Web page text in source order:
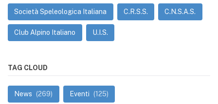
Società Speleologica Italiana C.R.S.S. C.N.S.A.S.
Club Alpino Italiano U.I.S.
TAG CLOUD
News (269) Eventi (125)